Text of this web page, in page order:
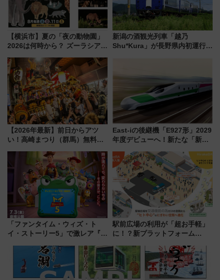
【横浜市】夏の「夜の動物園」
2026は何時から？ ズーラシア・
見どころ、限定イベントを徹底
解説！
新潟の酒観光列車「越乃
Shu*Kura」が長野県内初運行！
【2026年最新】前日からアツ
い！高崎まつり（群馬）無料観
East-iの後継機「E927形」2029
年度デビューへ！新たな「新幹
説【JR東日本】
「ファンタイム・ウィズ・ト
イ・ストーリー5」で激レア『ロ
デコレーションも徹底解説
駅前広場の利用が「超お手軽」
に！？新プラットフォーム
マホで簡単申請 物販や演奏会な
どに【JR東日本】